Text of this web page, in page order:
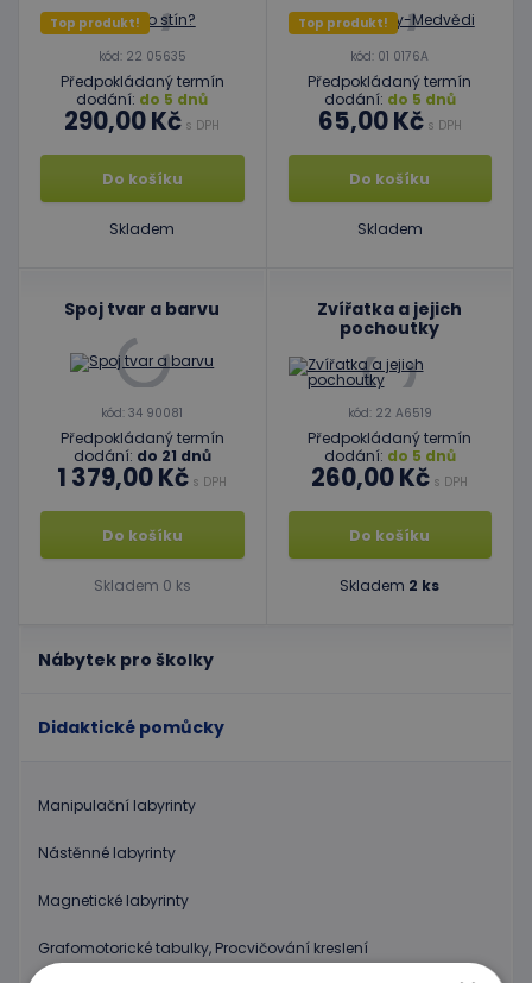
Nábytek pro školky
Didaktické pomůcky
Manipulační labyrinty
Nástěnné labyrinty
Magnetické labyrinty
Grafomotorické tabulky, Procvičování kreslení
Top produkt!
kód: 22 05635
Předpokládaný termín
dodání: do 5 dnů
290,00 Kč s DPH
Do košíku
Skladem
Top produkt!
kód: 01 0176A
Předpokládaný termín
dodání: do 5 dnů
65,00 Kčs DPH
Do košíku
Skladem
Spoj tvar a barvu
kód: 34 90081
Předpokládaný termín
dodání: do 21 dnů
1 379,00 Kč s DPH
Do košíku
Skladem 0 ks
Zvířatka a jejich
pochoutky
kód: 22 A6519
Předpokládaný termín
dodání: do 5 dnů
260,00 Kč s DPH
Do košíku
Skladem 2 ks